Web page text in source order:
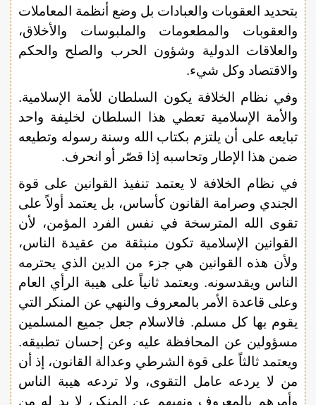
بتحديد العقوبات والعبادات بل وضع أنظمة المعاملات
والعقوبات والمطعومات والملبوسات والأخلاق،
والعلاقات الدولية وشؤون الحرب والصلح والحكم
والاقتصاد وكل شيء.
وفي نظام الخلافة يكون السلطان للأمة الإسلامية.
والأمة الإسلامية تعطي هذا السلطان لخليفة واحد
تبايعه على أن يلتزم بكتاب الله وسنة رسوله وتطيعه
ضمن هذا الإطار وتحاسبه إذا قصّر أو انحرف.
في نظام الخلافة لا يعتمد تنفيذ القوانين على قوة
الجندي وصرامة القانون كأساس، بل يعتمد أولاً على
تقوى الله المترسخة في نفس الفرد المؤمن، لأن
القوانين الإسلامية تكون منبثقة من عقيدة الناس،
ولأن هذه القوانين هي جزء من الدين الذي يحترمه
الناس ويقدسونه. ويعتمد ثانياً على هيبة الرأي العام
وعلى قاعدة الأمر بالمعروف والنهي عن المنكر التي
يقوم بها كل مسلم. فالاسلام جعل جميع المسلمين
مسؤولين عن المحافظة عليه وعن إحسان تطبيقه.
ويعتمد ثالثاً على قوة الشرطي وعدالة القانون، إذ أن
من لا يردعه عامل التقوى، ولا تردعه هيبة الناس
وأمرهم بالمعروف ونهيهم عن المنكر، لا بد له من